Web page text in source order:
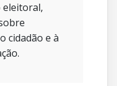
cidadão e à